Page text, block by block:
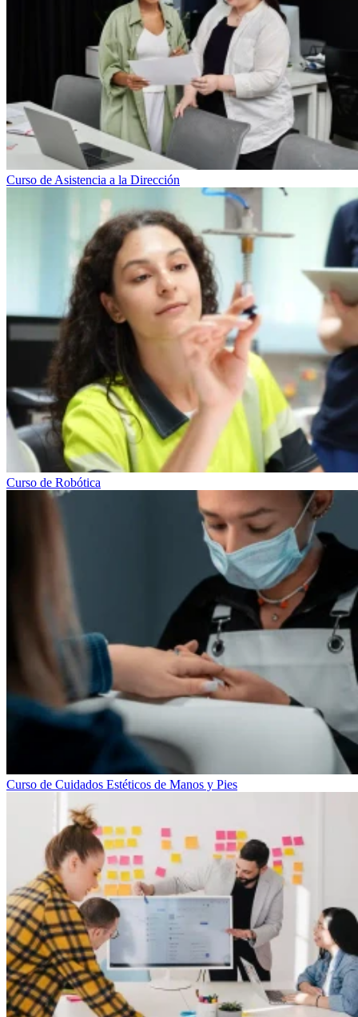
Curso de Asistencia a la Dirección
Curso de Robótica
Curso de Cuidados Estéticos de Manos y Pies